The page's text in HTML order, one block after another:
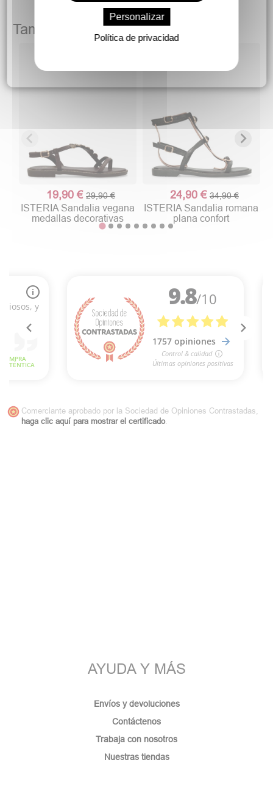
También podría gustarte
19,90 €29,90 €
ISTERIA Sandalia vegana
medallas decorativas
24,90 € 34,90 €
ISTERIA Sandalia romana
plana confort
Comerciante aprobado por la Sociedad de Opiniones Contrastadas,
haga clic aquí para mostrar el certificado.
AYUDA Y MÁS
Envíos y devoluciones
Contáctenos
Trabaja con nosotros
Nuestras tiendas
Personalizar
Política de privacidad